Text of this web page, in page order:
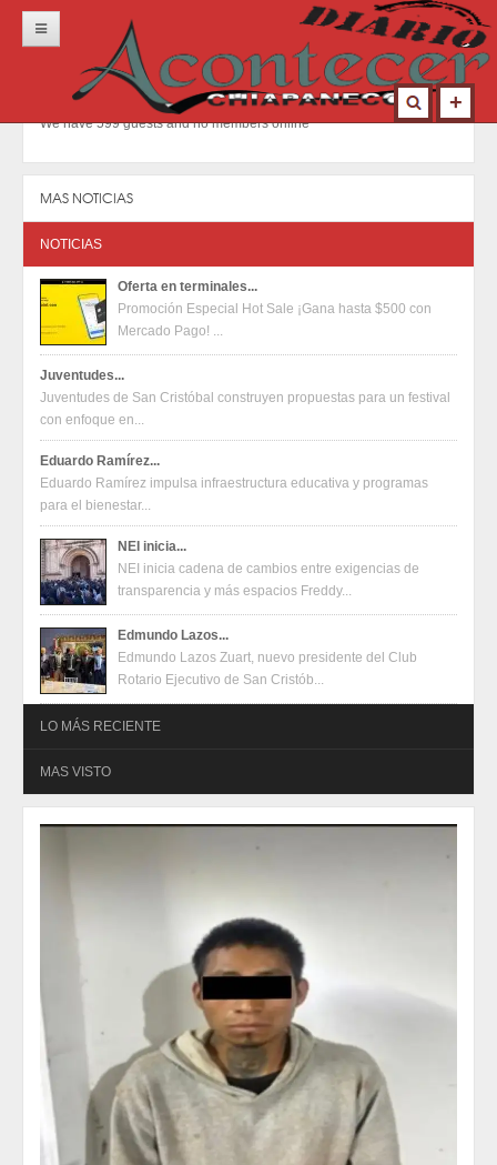
Portada
Locales
Municipios
Nacional
Deportes
Contacto
We have 599 guests and no members online
MAS NOTICIAS
NOTICIAS
Oferta en terminales...
Promoción Especial Hot Sale ¡Gana hasta $500 con
Mercado Pago! ...
Juventudes...
Juventudes de San Cristóbal construyen propuestas para un festival
con enfoque en...
Eduardo Ramírez...
Eduardo Ramírez impulsa infraestructura educativa y programas
para el bienestar...
NEI inicia...
NEI inicia cadena de cambios entre exigencias de
transparencia y más espacios Freddy...
Edmundo Lazos...
Edmundo Lazos Zuart, nuevo presidente del Club
Rotario Ejecutivo de San Cristób...
LO MÁS RECIENTE
2026-08-04
Eduardo Ramírez impulsa infraestructura educativa y programas
para el bienestar de Huixtla y Frontera Hidalgo
NEI inicia cadena de cambios entre exigencias de
transparencia y más espacios
2026-07-31
MAS VISTO
Oferta en terminales Mercado Pago
Juventudes de San Cristóbal construyen propuestas para un
festival con enfoque en salud mental, inclusión y talento
Eduardo Ramírez impulsa infraestructura educativa y programas
para el bienestar de Huixtla y Frontera Hidalgo
NEI inicia cadena de cambios entre exigencias de
transparencia y más espacios
2026-07-31